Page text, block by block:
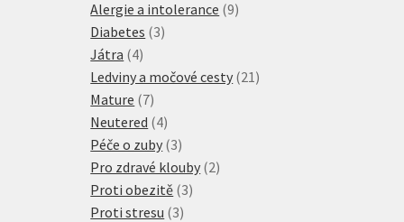
produktů
Alergie a intolerance 99
Diabetes 33
Játra 44
produkty
Ledviny a močové cesty 21 21
Mature 77
produktů
Neutered 44
produkty
Péče o zuby 33
produkty
Pro zdravé klouby 22
Proti obezitě 33
Proti stresu 33